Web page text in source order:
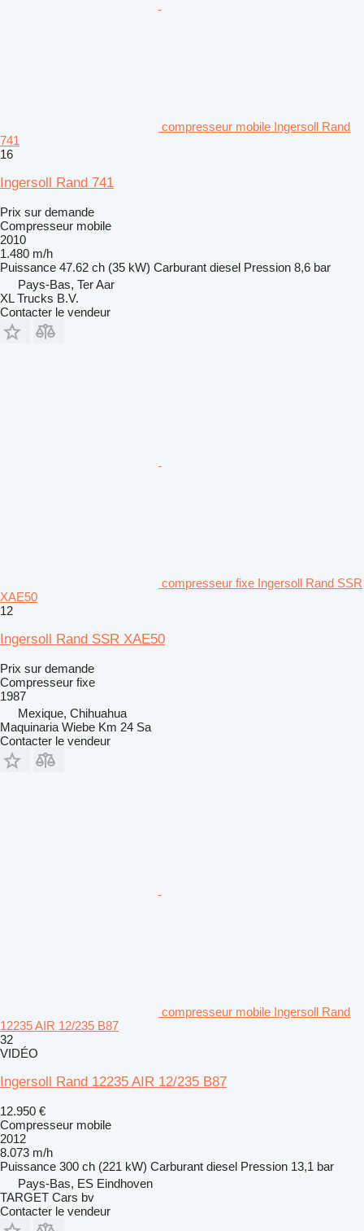
compresseur mobile Ingersoll Rand
741
16
Ingersoll Rand 741
Prix sur demande
Compresseur mobile
2010
1.480 m/h
Puissance 47.62 ch (35 kW) Carburant diesel Pression 8,6 bar
Pays-Bas, Ter Aar
XL Trucks B.V.
Contacter le vendeur
compresseur fixe Ingersoll Rand SSR
XAE50
12
Ingersoll Rand SSR XAE50
Prix sur demande
Compresseur fixe
1987
Mexique, Chihuahua
Maquinaria Wiebe Km 24 Sa
Contacter le vendeur
compresseur mobile Ingersoll Rand
12235 AIR 12/235 B87
32
VIDÉO
Ingersoll Rand 12235 AIR 12/235 B87
12.950 €
Compresseur mobile
2012
8.073 m/h
Puissance 300 ch (221 kW) Carburant diesel Pression 13,1 bar
Pays-Bas, ES Eindhoven
TARGET Cars bv
Contacter le vendeur